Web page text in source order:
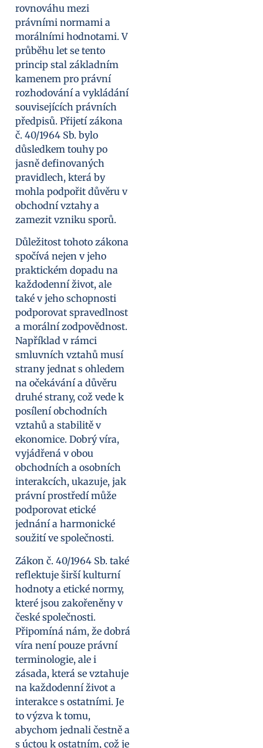
rovnováhu mezi
právními normami a
morálními hodnotami. V
průběhu let se tento
princip stal základním
kamenem pro právní
rozhodování a vykládání
souvisejících právních
předpisů. Přijetí zákona
č. 40/1964 Sb. bylo
důsledkem touhy po
jasně definovaných
pravidlech, která by
mohla podpořit důvěru v
obchodní vztahy a
zamezit vzniku sporů.
Důležitost tohoto zákona
spočívá nejen v jeho
praktickém dopadu na
každodenní život, ale
také v jeho schopnosti
podporovat spravedlnost
a morální zodpovědnost.
Například v rámci
smluvních vztahů musí
strany jednat s ohledem
na očekávání a důvěru
druhé strany, což vede k
posílení obchodních
vztahů a stabilitě v
ekonomice. Dobrý víra,
vyjádřená v obou
obchodních a osobních
interakcích, ukazuje, jak
právní prostředí může
podporovat etické
jednání a harmonické
soužití ve společnosti.
Zákon č. 40/1964 Sb. také
reflektuje širší kulturní
hodnoty a etické normy,
které jsou zakořeněny v
české společnosti.
Připomíná nám, že dobrá
víra není pouze právní
terminologie, ale i
zásada, která se vztahuje
na každodenní život a
interakce s ostatními. Je
to výzva k tomu,
abychom jednali čestně a
s úctou k ostatním, což je